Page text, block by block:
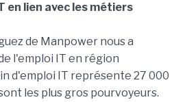
en lien avec les métiers
de Manpower nous a
l'emploi IT en région
d'emploi IT représente 27 000
les plus gros pourvoyeurs.